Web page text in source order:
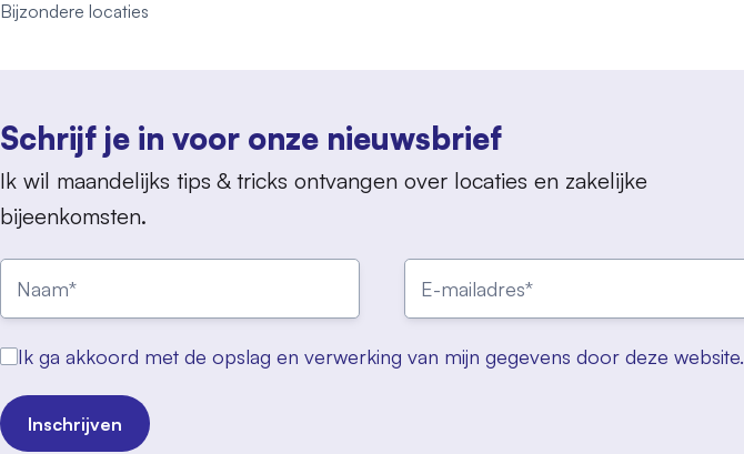
Bijzondere locaties
Schrijf je in voor onze nieuwsbrief
Ik wil maandelijks tips & tricks ontvangen over locaties en zakelijke
bijeenkomsten.
Ik ga akkoord met de opslag en verwerking van mijn gegevens door deze website.
Inschrijven